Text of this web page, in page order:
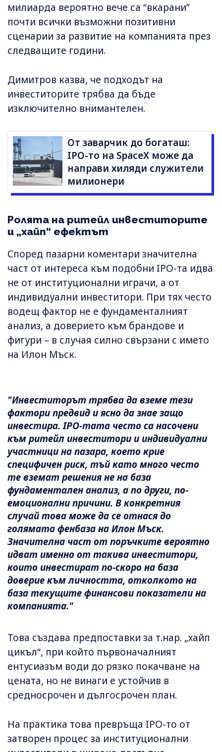
милиарда вероятно вече са “вкарани”
почти всички възможни позитивни
сценарии за развитие на компанията през
следващите години.
Димитров казва, че подходът на
инвеститорите трябва да бъде
изключително внимантелен.
От заварчик до богаташ:
IPO-то на SpaceX може да
направи хиляди служители
милионери
Ролята на ритейл инвеститорите
и „хайп“ ефектът
Според пазарни коментари значителна
част от интереса към подобни IPO-та идва
не от институционални играчи, а от
индивидуални инвеститори. При тях често
водещ фактор не е фундаменталният
анализ, а доверието към брандове и
фигури – в случая силно свързани с името
на Илон Мъск.
"Инвеститорът трябва да вземе тези
фактори предвид и ясно да знае защо
инвестира. IPO-тата често са насочени
към ритейл инвеститори и индивидуални
участници на пазара, което крие
специфичен риск, тъй като много често
те вземат решения не на база
фундаментален анализ, а по други, по-
емоционални причини. В конкретния
случай това може да се отнася до
голямата фенбаза на Илон Мъск.
Значителна част от поръчките вероятно
идват именно от такива инвеститори,
които инвестират по-скоро на база
доверие към личността, отколкото на
база текущите финансови показатели на
компанията."
Това създава предпоставки за т.нар. „хайп
цикъл“, при който първоначалният
ентусиазъм води до рязко покачване на
цената, но не винаги е устойчив в
средносрочен и дългосрочен план.
На практика това превръща IPO-то от
затворен процес за институционални